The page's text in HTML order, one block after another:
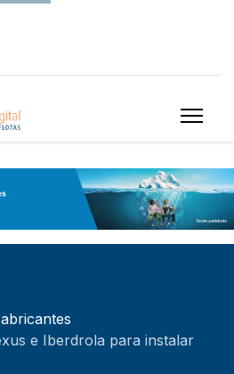
e Iberdrola para instalar